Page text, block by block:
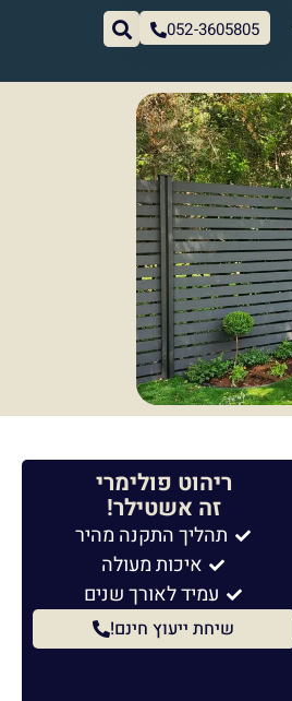
052-3605805
ריהוט פולימרי
זה אשטילר!
תהליך התקנה מהיר
איכות מעולה
עמיד לאורך שנים
שיחת ייעוץ חינם!